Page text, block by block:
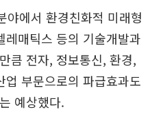
야에서 환경친화적 미래형
매틱스 등의 기술개발과
큼 전자, 정보통신, 환경,
부문으로의 파급효과도
예상했다.